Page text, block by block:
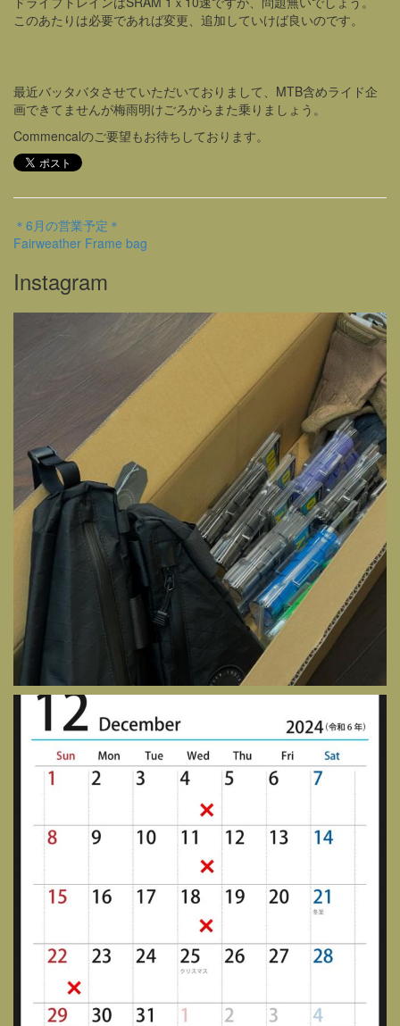
このあたりは必要であれば変更、追加していけば良いのです。
最近バッタバタさせていただいておりまして、MTB含めライド企
画できてませんが梅雨明けごろからまた乗りましょう。
Commencalのご要望もお待ちしております。
＊6月の営業予定＊
Fairweather Frame bag
Instagram